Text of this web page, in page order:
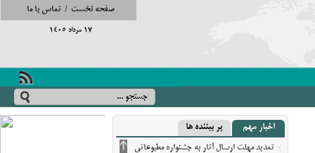
صفحه نخست / تماس با ما
17 مرداد 1405
اخبار مهم پر بیننده ها
تمدید مهلت ارسال آثار به جشنواره مطبوعاتی